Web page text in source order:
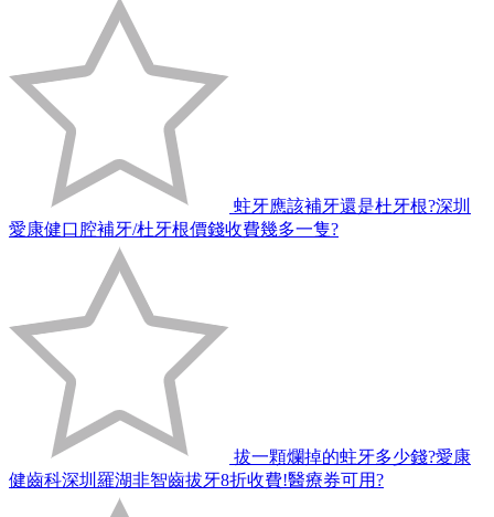
蛀牙應該補牙還是杜牙根?深圳
愛康健口腔補牙/杜牙根價錢收費幾多一隻?
拔一顆爛掉的蛀牙多少錢?愛康
健齒科深圳羅湖非智齒拔牙8折收費!醫療券可用?